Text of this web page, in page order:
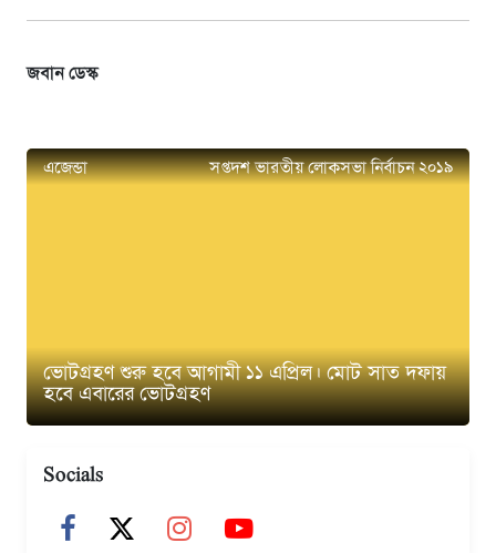
জবান ডেস্ক
এজেন্ডা সপ্তদশ ভারতীয় লোকসভা নির্বাচন ২০১৯
ভোটগ্রহণ শুরু হবে আগামী ১১ এপ্রিল। মোট সাত দফায়
হবে এবারের ভোটগ্রহণ
Socials